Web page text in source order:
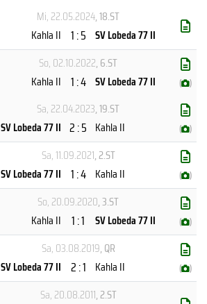
Mi, 22.05.2024, 18.ST
Kahla II 1 : 5 SV Lobeda 77 II
So, 02.10.2022, 6.ST
Kahla II 1 : 4 SV Lobeda 77 II ( )
Sa, 22.04.2023, 19.ST
SV Lobeda 77 II 2 : 5 Kahla II ( )
Sa, 11.09.2021, 2.ST
SV Lobeda 77 II 1 : 4 Kahla II ( )
So, 20.09.2020, 3.ST
Kahla II
1 : 1 SV Lobeda 77 II ( )
Sa, 03.08.2019, QR
SV Lobeda 77 II 2 : 1 Kahla II ( )
Sa, 20.08.2011, 2.ST